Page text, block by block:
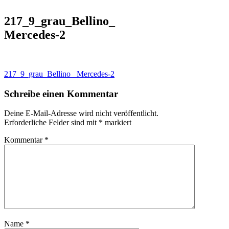
217_9_grau_Bellino_
Mercedes-2
Beitragsnavigation
217_9_grau_Bellino_ Mercedes-2
Schreibe einen Kommentar
Deine E-Mail-Adresse wird nicht veröffentlicht.
Erforderliche Felder sind mit * markiert
Kommentar *
Name *